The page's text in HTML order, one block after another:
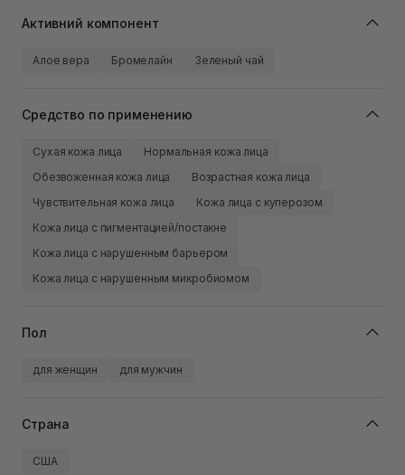
Активний компонент
Алое вера Бромелайн Зеленый чай
Средство по применению
Сухая кожа лица
Нормальная кожа лица
Обезвоженная кожа лица
Возрастная кожа лица
Чувствительная кожа лица
Кожа лица с куперозом
Кожа лица с пигментацией/постакне
Кожа лица с нарушенным барьером
Кожа лица с нарушенным микробиомом
Пол
для женщин для мужчин
Страна
США